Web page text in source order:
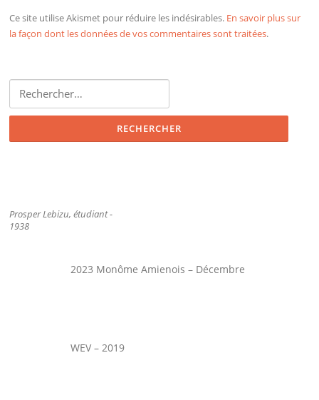
Ce site utilise Akismet pour réduire les indésirables. En savoir plus sur
la façon dont les données de vos commentaires sont traitées.
Rechercher :
Prosper Lebizu, étudiant -
1938
2023 Monôme Amienois – Décembre
WEV – 2019